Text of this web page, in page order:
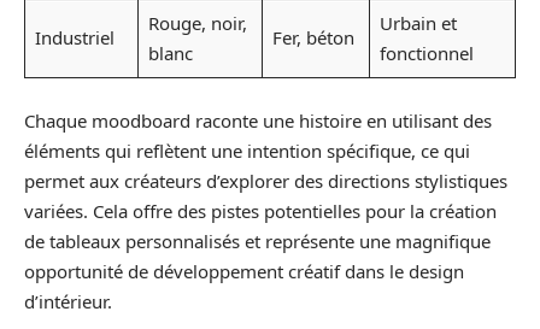
Industriel
Rouge, noir,
blanc
Fer, béton
Urbain et
fonctionnel
Chaque moodboard raconte une histoire en utilisant des
éléments qui reflètent une intention spécifique, ce qui
permet aux créateurs d’explorer des directions stylistiques
variées. Cela offre des pistes potentielles pour la création
de tableaux personnalisés et représente une magnifique
opportunité de développement créatif dans le design
d’intérieur.